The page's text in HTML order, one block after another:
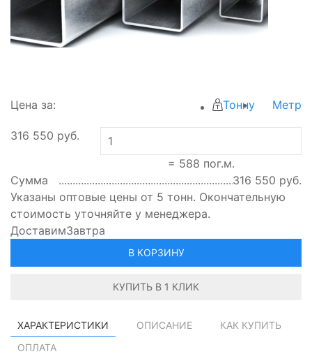
Цена за: Тонну Метр
316 550 руб.
= 588 пог.м.
Сумма
316 550 руб.
Указаны оптовые цены от 5 тонн. Окончательную
стоимость уточняйте у менеджера.
ДоставимЗавтра
В КОРЗИНУ
КУПИТЬ В 1 КЛИК
ХАРАКТЕРИСТИКИ ОПИСАНИЕ
КАК КУПИТЬ
ОПЛАТА